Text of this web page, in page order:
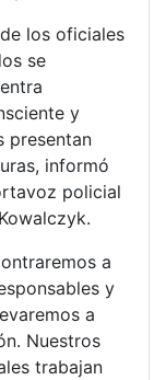
los oficiales
se
y
presentan
informó
policial
a
y
a
Nuestros
trabajan